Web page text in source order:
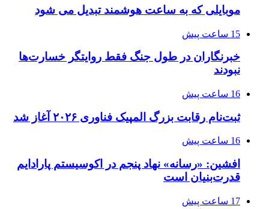
موبایلی که به ساعت هوشمند تبدیل می شود
15 ساعت پیش
خبرنگاران در طول جنگ فقط روایتگر خسارت‌ها
نبودند
16 ساعت پیش
ثبت‌نام رقابت بزرگ المپیک فناوری ۲۰۲۶ آغاز شد
16 ساعت پیش
افشین: «رسانه» نهاد پنجم در اکوسیستم پارادایم
قدرت‌بنیان است
17 ساعت پیش